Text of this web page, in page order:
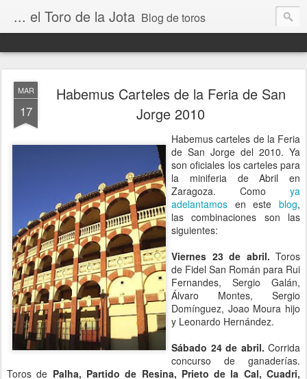
... el Toro de la Jota Blog de toros
MAR
17
Habemus Carteles de la Feria de San
Jorge 2010
Habemus carteles de la Feria
de San Jorge del 2010. Ya
son oficiales los carteles para
la miniferia de Abril en
Zaragoza. Como ya
adelantamos en este blog,
las combinaciones son las
siguientes:
Viernes 23 de abril. Toros
de Fidel San Román para Rui
Fernandes, Sergio Galán,
Álvaro Montes, Sergio
Domínguez, Joao Moura hijo
y Leonardo Hernández.
Sábado 24 de abril. Corrida
concurso de ganaderías.
Toros de Palha, Partido de Resina, Prieto de la Cal, Cuadri,